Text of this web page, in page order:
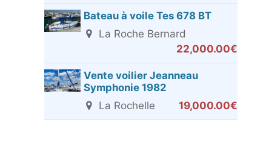
Bateau à voile Tes 678 BT
La Roche Bernard
22,000.00€
Vente voilier Jeanneau
Symphonie 1982
La Rochelle
19,000.00€